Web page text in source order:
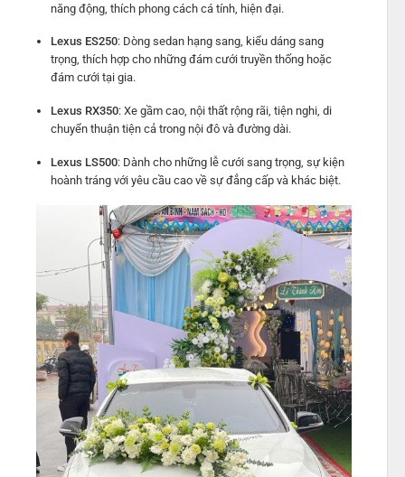
năng động, thích phong cách cá tính, hiện đại.
Lexus ES250: Dòng sedan hạng sang, kiểu dáng sang
trọng, thích hợp cho những đám cưới truyền thống hoặc
đám cưới tại gia.
Lexus RX350: Xe gầm cao, nội thất rộng rãi, tiện nghi, di
chuyển thuận tiện cả trong nội đô và đường dài.
Lexus LS500: Dành cho những lễ cưới sang trọng, sự kiện
hoành tráng với yêu cầu cao về sự đẳng cấp và khác biệt.